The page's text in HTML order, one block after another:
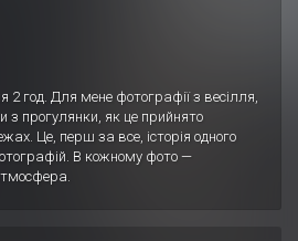
2 год. Для мене фотографії з весілля,
з прогулянки, як це прийнято
Це, перш за все, історія одного
В кожному фото —